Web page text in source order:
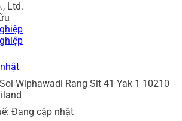
Ltd.
Wiphawadi Rang Sit 41 Yak 1 10210
Đang cập nhật